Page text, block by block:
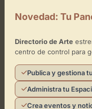
Novedad: Tu
Directorio de Arte
centro de control para
Publica y gestiona
Administra tu
Crea eventos y